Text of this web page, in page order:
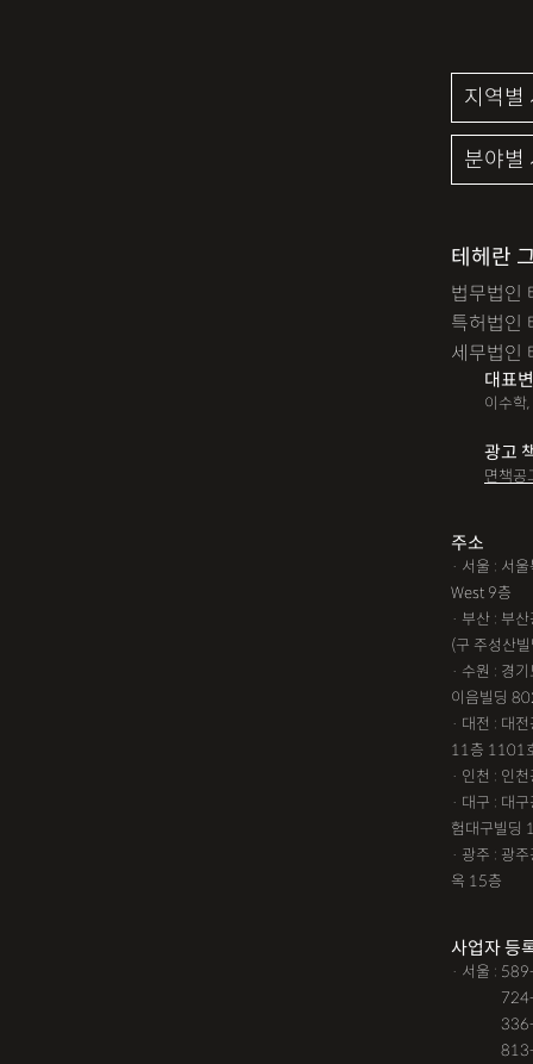
테헤란
법무법인
특허법인
세무법인
대표
이수학
광고
면책공
주소
· 서울 : 서
West 9층
· 부산 : 부
(구 주성산
· 수원 : 경
이음빌딩
· 대전 : 대
11층 1101
· 인천 : 인
· 대구 : 대
험대구빌딩
· 광주 : 광
옥 15층
사업자 등
· 서울 :